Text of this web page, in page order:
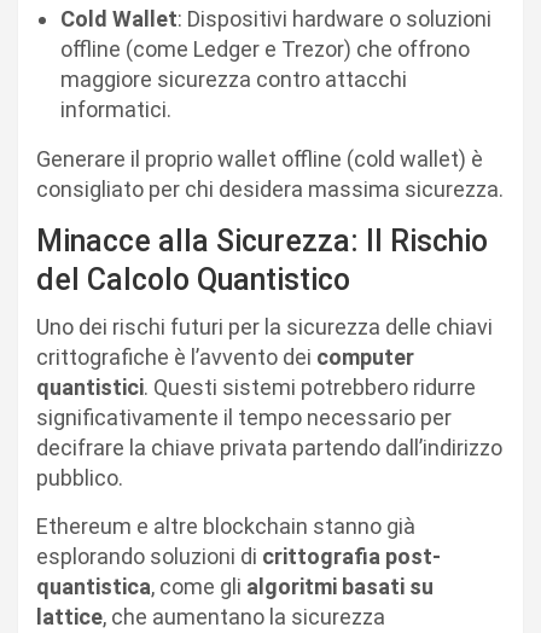
Cold Wallet: Dispositivi hardware o soluzioni
offline (come Ledger e Trezor) che offrono
maggiore sicurezza contro attacchi
informatici.
Generare il proprio wallet offline (cold wallet) è
consigliato per chi desidera massima sicurezza.
Minacce alla Sicurezza: Il Rischio
del Calcolo Quantistico
Uno dei rischi futuri per la sicurezza delle chiavi
crittografiche è l’avvento dei computer
quantistici. Questi sistemi potrebbero ridurre
significativamente il tempo necessario per
decifrare la chiave privata partendo dall’indirizzo
pubblico.
Ethereum e altre blockchain stanno già
esplorando soluzioni di crittografia post-
quantistica, come gli algoritmi basati su
lattice, che aumentano la sicurezza